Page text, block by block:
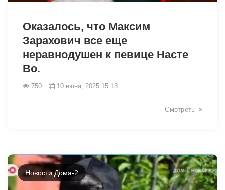
Оказалось, что Максим
Зарахович все еще
неравнодушен к певице Насте
Во.
750 10 июня, 2025 15:13
Смотреть
Новости Дома-2